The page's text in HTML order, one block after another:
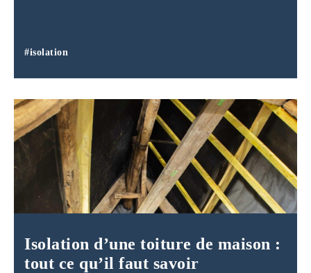
#isolation
Isolation d’une toiture de maison :
tout ce qu’il faut savoir